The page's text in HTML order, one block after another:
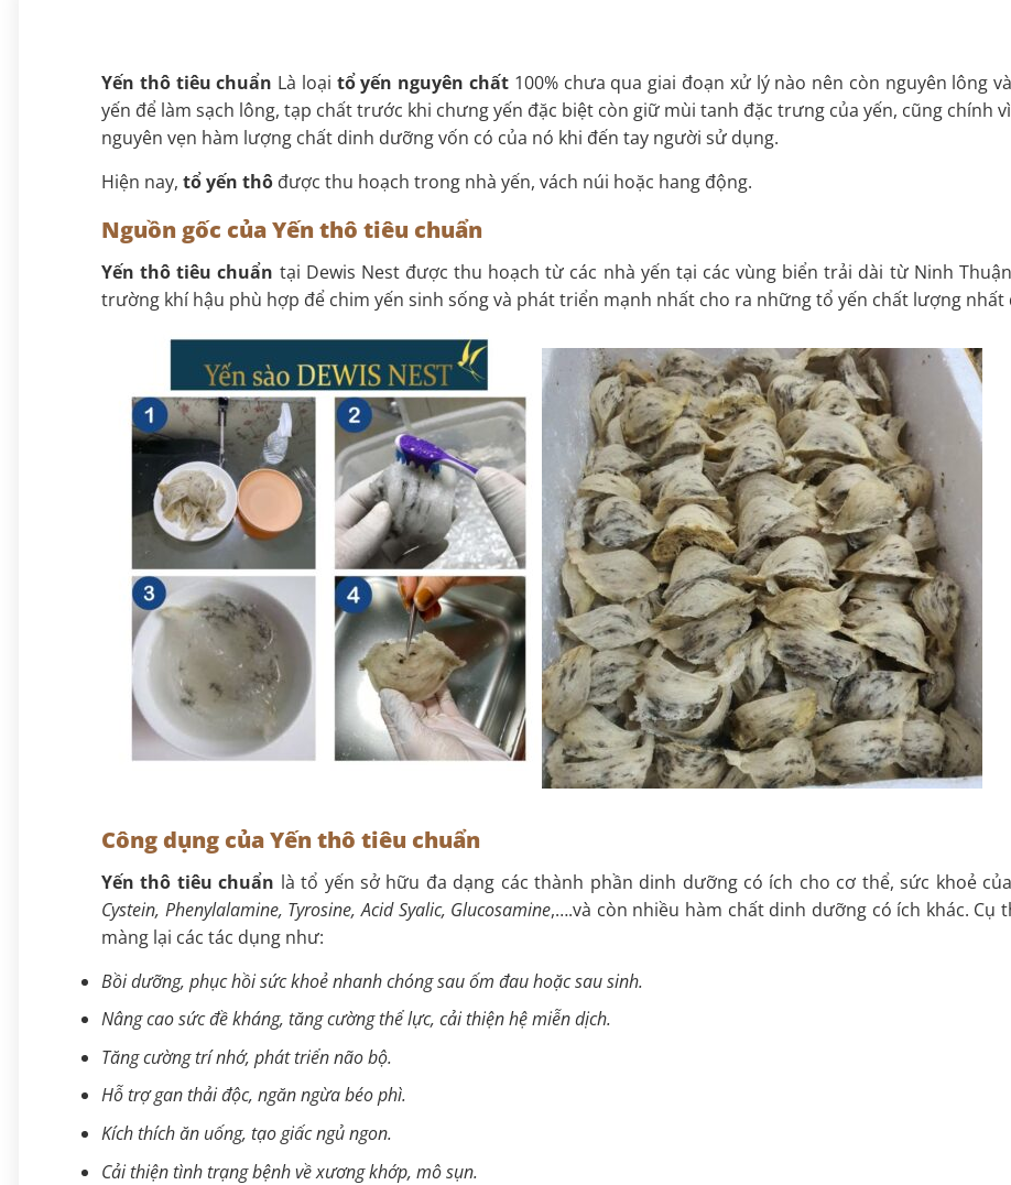
Yến thô tiêu chuẩn Là loại tổ yến nguyên chất 100% chưa qua giai đoạn xử lý nào nên còn nguyên lông
yến để làm sạch lông, tạp chất trước khi chưng yến đặc biệt còn giữ mùi tanh đặc trưng của yến, cũng chính
nguyên vẹn hàm lượng chất dinh dưỡng vốn có của nó khi đến tay người sử dụng.
Hiện nay, tổ yến thô được thu hoạch trong nhà yến, vách núi hoặc hang động.
Nguồn gốc của Yến thô tiêu chuẩn
Yến thô tiêu chuẩn tại Dewis Nest được thu hoạch từ các nhà yến tại các vùng biển trải dài từ Ninh
trường khí hậu phù hợp để chim yến sinh sống và phát triển mạnh nhất cho ra những tổ yến chất lượng nhất
Công dụng của Yến thô tiêu chuẩn
Yến thô tiêu chuẩn là tổ yến sở hữu đa dạng các thành phần dinh dưỡng có ích cho cơ thể, sức khoẻ
Cystein, Phenylalamine, Tyrosine, Acid Syalic, Glucosamine,….và còn nhiều hàm chất dinh dưỡng có ích khác.
màng lại các tác dụng như:
Bồi dưỡng, phục hồi sức khoẻ nhanh chóng sau ốm đau hoặc sau sinh.
Nâng cao sức đề kháng, tăng cường thể lực, cải thiện hệ miễn dịch.
Tăng cường trí nhớ, phát triển não bộ.
Hỗ trợ gan thải độc, ngăn ngừa béo phì.
Kích thích ăn uống, tạo giấc ngủ ngon.
Cải thiện tình trạng bệnh về xương khớp, mô sụn.